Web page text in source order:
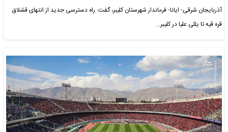
آذربایجان شرقی- ایانا- فرماندار شهرستان کلیبر، گفت: راه دسترسی جدید از انتهای قشلاق
قره قیه تا یللی علیا در کلیبر…